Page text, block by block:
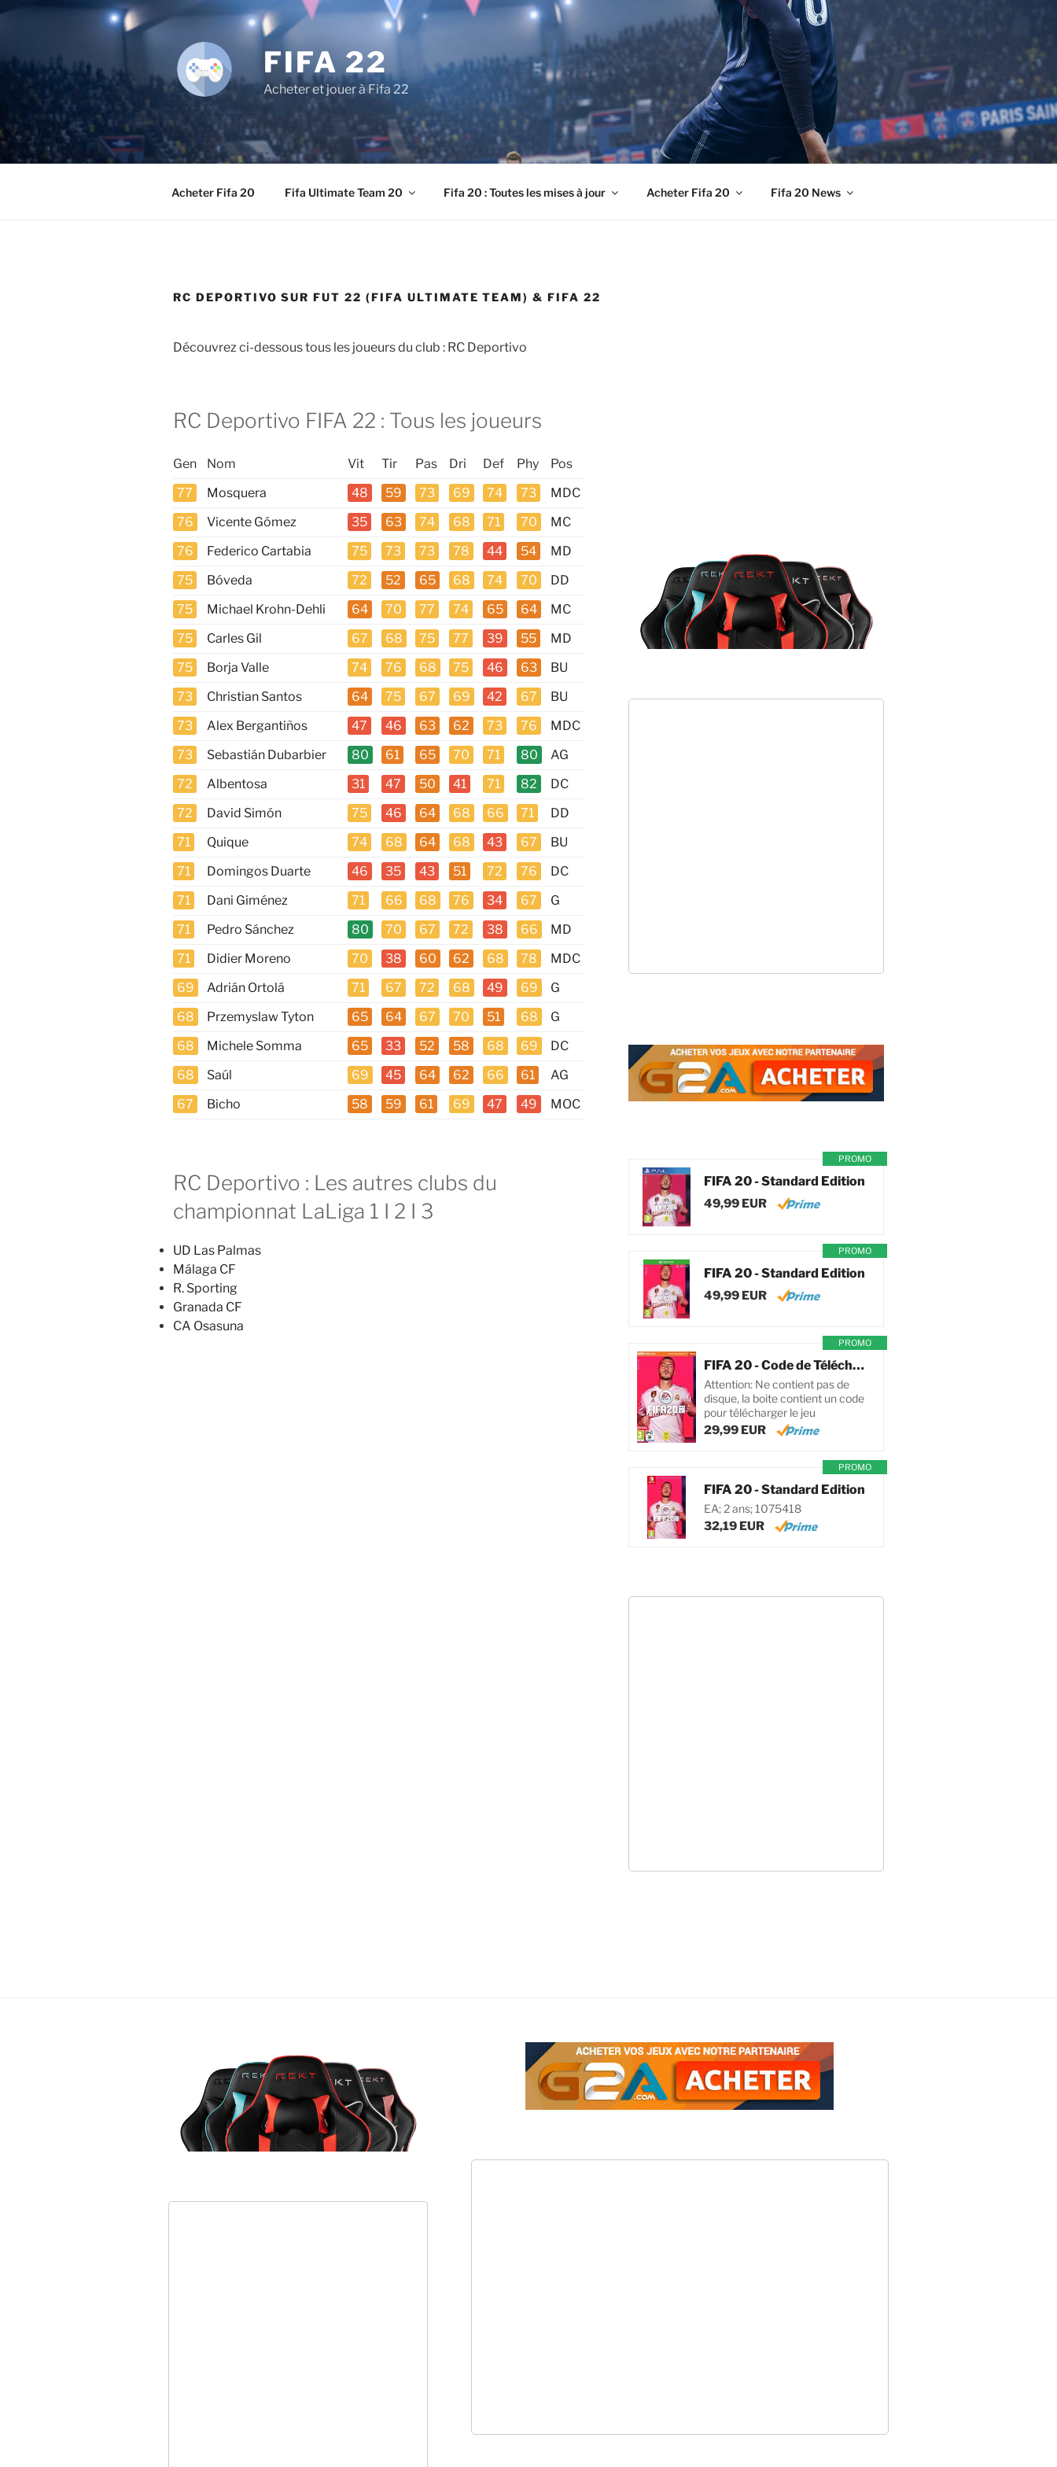
principal
FIFA 22
Acheter et jouer à Fifa 22
Acheter Fifa 20 Fifa Ultimate Team 20 Fifa 20 : Toutes les mises à jour Acheter Fifa 20 Fifa 20 News
RC DEPORTIVO SUR FUT 22 (FIFA ULTIMATE TEAM) & FIFA 22
Découvrez ci-dessous tous les joueurs du club : RC Deportivo
RC Deportivo FIFA 22 : Tous les joueurs
Gen Nom Vit Tir Pas Dri Def Phy
Pos
77
Mosquera 48 59 73 69 74 73
MDC
76
Vicente Gómez 35 63 74 68 71 70
MC
76
Federico Cartabia 75 73 73 78 44 54
MD
75
Bóveda 72 52 65 68 74 70
DD
75
Michael Krohn-Dehli 64 70 77 74 65 64
MC
75
Carles Gil 67 68 75 77 39 55
MD
75
Borja Valle 74 76 68 75 46 63
BU
73
Christian Santos 64 75 67 69 42 67
BU
73
Alex Bergantiños 47 46 63 62 73 76
MDC
73
Sebastián Dubarbier 80 61 65 70 71 80
AG
72
Albentosa 31 47 50 41 71 82
DC
72
David Simón 75 46 64 68 66 71
DD
71
Quique 74 68 64 68 43 67
BU
71
Domingos Duarte 46 35 43 51 72 76
DC
71
Dani Giménez 71 66 68 76 34 67
G
71
Pedro Sánchez 80 70 67 72 38 66
MD
71
Didier Moreno 70 38 60 62 68 78
MDC
69
Adrián Ortolá 71 67 72 68 49 69
G
68
Przemyslaw Tyton 65 64 67 70 51 68
G
68
Michele Somma 65 33 52 58 68 69
DC
68
Saúl 69 45 64 62 66 61
AG
67
Bicho 58 59 61 69 47 49 MOC
RC Deportivo : Les autres clubs du
championnat LaLiga 1 I 2 I 3
UD Las Palmas
Málaga CF
R. Sporting
Granada CF
CA Osasuna
PROMO
FIFA 20 - Standard Edition
49,99 EUR
PROMO
FIFA 20 - Standard Edition
49,99 EUR
PROMO
FIFA 20 - Code de Téléchargement pour PC
Attention: Ne contient pas de
disque, la boite contient un code
pour télécharger le jeu
29,99 EUR
PROMO
FIFA 20 - Standard Edition
EA; 2 ans; 1075418
32,19 EUR